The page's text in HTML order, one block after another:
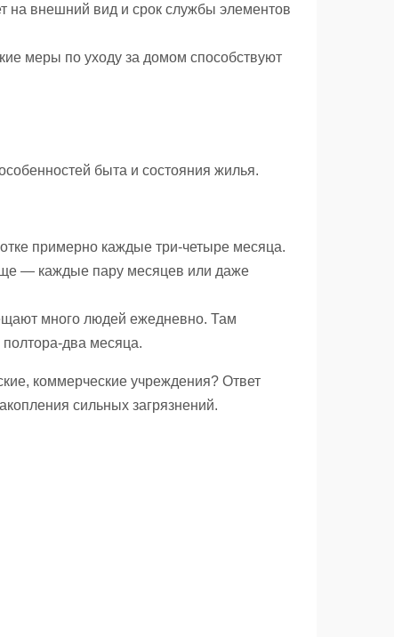
на внешний вид и срок службы элементов
меры по уходу за домом способствуют
быта и состояния жилья.
примерно каждые три-четыре месяца.
— каждые пару месяцев или даже
много людей ежедневно. Там
два месяца.
коммерческие учреждения? Ответ
сильных загрязнений.